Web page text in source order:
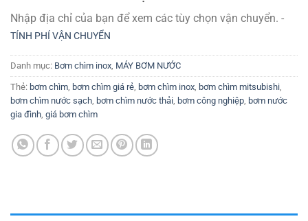
Nhập địa chỉ của bạn để xem các tùy chọn vận chuyển. -
TÍNH PHÍ VẬN CHUYỂN
Danh mục: Bơm chìm inox, MÁY BƠM NƯỚC
Thẻ: bơm chìm, bơm chìm giá rẻ, bơm chìm inox, bơm chìm mitsubishi,
bơm chìm nước sạch, bơm chìm nước thải, bơm công nghiệp, bơm nước
gia đình, giá bơm chìm